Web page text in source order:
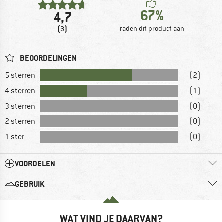
4,7
(3)
67%
raden dit product aan
BEOORDELINGEN
5 sterren
(2)
4 sterren
(1)
3 sterren
(0)
2 sterren
(0)
1 ster
(0)
VOORDELEN
GEBRUIK
WAT VIND JE DAARVAN?